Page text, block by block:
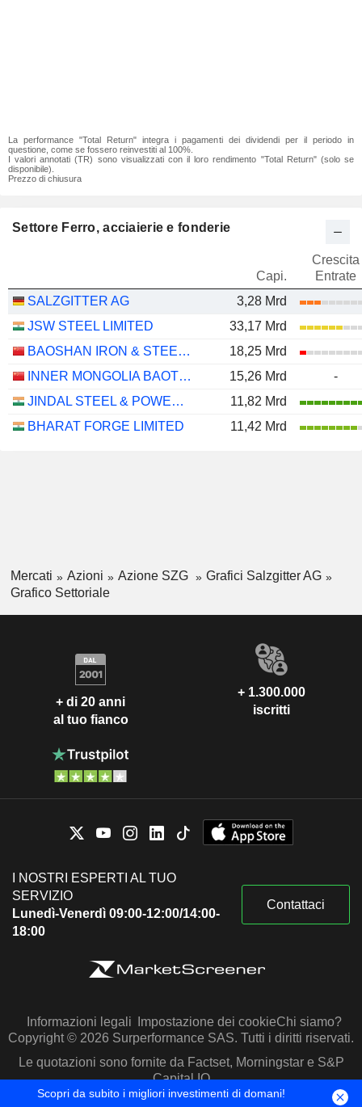
La performance "Total Return" integra i pagamenti dei dividendi per il periodo in
questione, come se fossero reinvestiti al 100%.
I valori annotati (TR) sono visualizzati con il loro rendimento "Total Return" (solo se
disponibile).
Prezzo di chiusura
Settore Ferro, acciaierie e fonderie
Capi.
Crescita
Entrate
SALZGITTER AG
3,28 Mrd
JSW STEEL LIMITED
33,17 Mrd
BAOSHAN IRON & STEEL CO., LTD.
18,25 Mrd
INNER MONGOLIA BAOTOU STEEL UNION CO., LTD.
15,26 Mrd
-
JINDAL STEEL & POWER LIMITED
11,82 Mrd
BHARAT FORGE LIMITED
11,42 Mrd
Mercati Azioni Azione SZG
Grafici Salzgitter AG
Grafico Settoriale
+ di 20 anni
al tuo fianco
+ 1.300.000
iscritti
I NOSTRI ESPERTI AL TUO
SERVIZIO
Lunedì-Venerdì 09:00-12:00/14:00-
18:00
Contattaci
Informazioni legali Impostazione dei cookieChi siamo?
Copyright © 2026 Surperformance SAS. Tutti i diritti riservati.
Le quotazioni sono fornite da Factset, Morningstar e S&P
Capital IQ
Scopri da subito i migliori investimenti di domani!